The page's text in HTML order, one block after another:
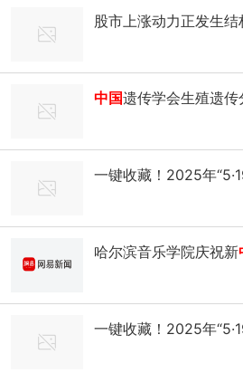
股市上涨动力正发生
中国遗传学会生殖遗
陷防控新进展暨苏州
议圆满落幕_腾讯新闻
一键收藏！2025年
哈尔滨音乐学院庆祝新
MV 《如愿》｜mv｜
一键收藏！2025年